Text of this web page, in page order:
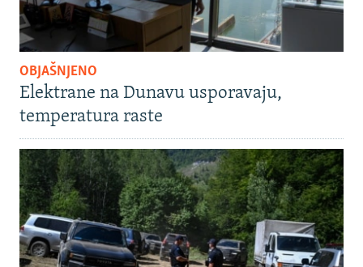
OBJAŠNJENO
Elektrane na Dunavu usporavaju,
temperatura raste